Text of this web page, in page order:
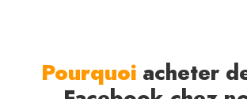
Pourquoiacheter